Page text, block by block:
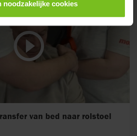
noodzakelijke cookies
van bed naar rolstoel